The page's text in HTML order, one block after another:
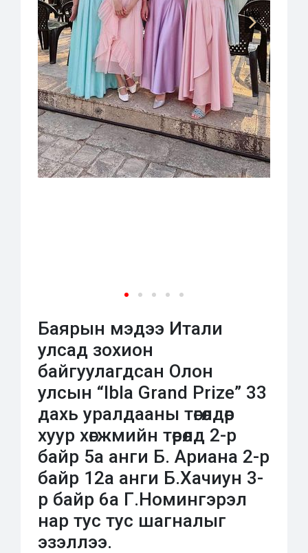
Баярын мэдээ Итали
улсад зохион
байгуулагдсан Олон
улсын “Ibla Grand Prize” 33
дахь уралдааны төгөлдөр
хуур хөгжмийн төрөлд 2-р
байр 5а анги Б. Ариана 2-р
байр 12а анги Б.Хачиун 3-
р байр 6а Г.Номингэрэл
нар тус тус шагналыг
эзэллээ.